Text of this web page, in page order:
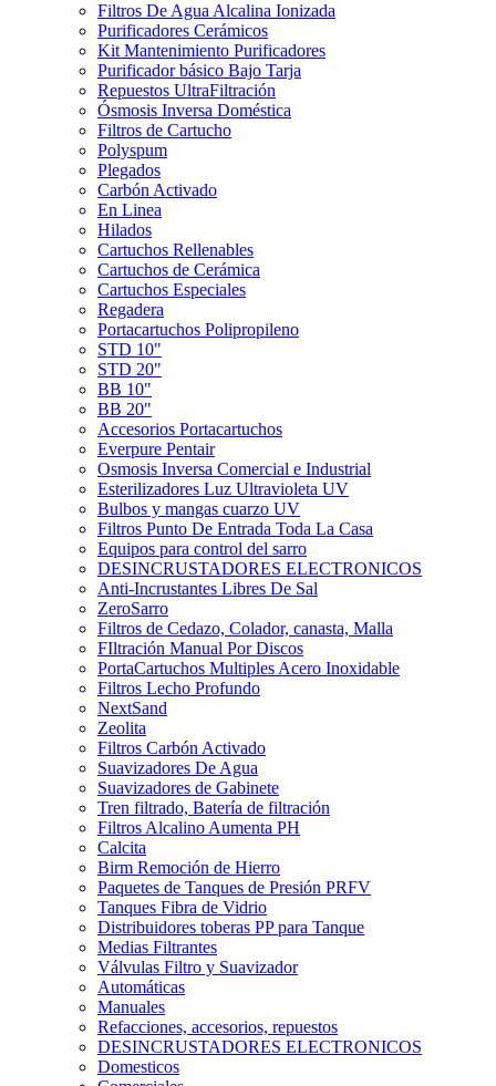
Filtros De Agua Alcalina Ionizada
Purificadores Cerámicos
Kit Mantenimiento Purificadores
Purificador básico Bajo Tarja
Repuestos UltraFiltración
Ósmosis Inversa Doméstica
Filtros de Cartucho
Polyspum
Plegados
Carbón Activado
En Linea
Hilados
Cartuchos Rellenables
Cartuchos de Cerámica
Cartuchos Especiales
Regadera
Portacartuchos Polipropileno
STD 10"
STD 20"
BB 10"
BB 20"
Accesorios Portacartuchos
Everpure Pentair
Osmosis Inversa Comercial e Industrial
Esterilizadores Luz Ultravioleta UV
Bulbos y mangas cuarzo UV
Filtros Punto De Entrada Toda La Casa
Equipos para control del sarro
DESINCRUSTADORES ELECTRONICOS
Anti-Incrustantes Libres De Sal
ZeroSarro
Filtros de Cedazo, Colador, canasta, Malla
FIltración Manual Por Discos
PortaCartuchos Multiples Acero Inoxidable
Filtros Lecho Profundo
NextSand
Zeolita
Filtros Carbón Activado
Suavizadores De Agua
Suavizadores de Gabinete
Tren filtrado, Batería de filtración
Filtros Alcalino Aumenta PH
Calcita
Birm Remoción de Hierro
Paquetes de Tanques de Presión PRFV
Tanques Fibra de Vidrio
Distribuidores toberas PP para Tanque
Medias Filtrantes
Válvulas Filtro y Suavizador
Automáticas
Manuales
Refacciones, accesorios, repuestos
DESINCRUSTADORES ELECTRONICOS
Domesticos